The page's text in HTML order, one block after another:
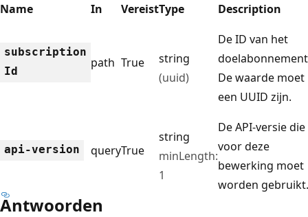
Name In VereistType Description
subscription
Id
path True
string
(uuid)
De ID van het
De waarde moet
een UUID zijn.
api-version queryTrue
string
minLength:
1
De API-versie die
voor deze
bewerking moet
worden gebruikt.
Antwoorden